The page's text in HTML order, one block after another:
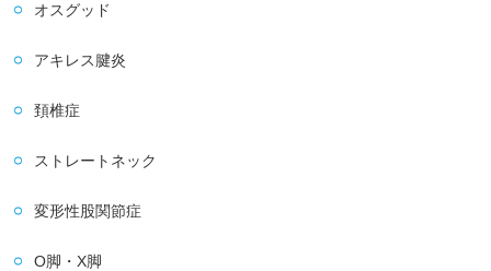
オスグッド
アキレス腱炎
頚椎症
ストレートネック
変形性股関節症
O脚・X脚